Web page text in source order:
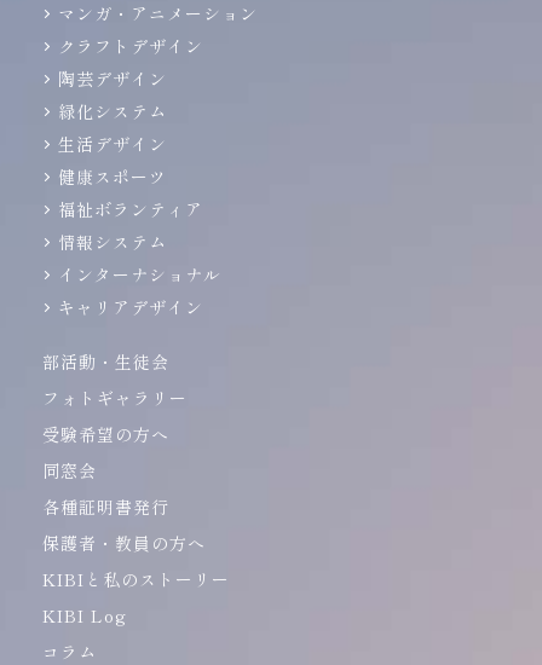
マンガ・アニメーション
クラフトデザイン
陶芸デザイン
緑化システム
生活デザイン
健康スポーツ
福祉ボランティア
情報システム
インターナショナル
キャリアデザイン
部活動・生徒会
フォトギャラリー
受験希望の方へ
同窓会
各種証明書発行
保護者・教員の方へ
KIBIと私のストーリー
KIBI Log
コラム